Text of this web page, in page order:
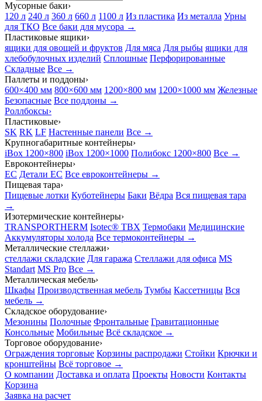
Мусорные баки›
120 л 240 л 360 л 660 л 1100 л Из пластика Из металла Урны
для ТКО Все баки для мусора →
Пластиковые ящики›
ящики для овощей и фруктов Для мяса Для рыбы ящики для
хлебобулочных изделий Сплошные Перфорированные
Складные Все →
Паллеты и поддоны›
600×400 мм 800×600 мм 1200×800 мм 1200×1000 мм Железные
Безопасные Все поддоны →
Роллбоксы›
Пластиковые›
SK RK LF Настенные панели Все →
Крупногабаритные контейнеры›
iBox 1200×800 iBox 1200×1000 Полибокс 1200×800 Все →
Евроконтейнеры›
EC Детали EC Все евроконтейнеры →
Пищевая тара›
Пищевые лотки Куботейнеры Баки Вёдра Вся пищевая тара
→
Изотермические контейнеры›
TRANSPORTHERM Isotec® TBX Термобаки Медицинские
Аккумуляторы холода Все термоконтейнеры →
Металлические стеллажи›
стеллажи складские Для гаража Стеллажи для офиса MS
Standart MS Pro Все →
Металлическая мебель›
Шкафы Производственная мебель Тумбы Кассетницы Вся
мебель →
Складское оборудование›
Мезонины Полочные Фронтальные Гравитационные
Консольные Мобильные Всё складское →
Торговое оборудование›
Ограждения торговые Корзины распродажи Стойки Крючки и
кронштейны Всё торговое →
О компании Доставка и оплата Проекты Новости Контакты
Корзина
Заявка на расчет